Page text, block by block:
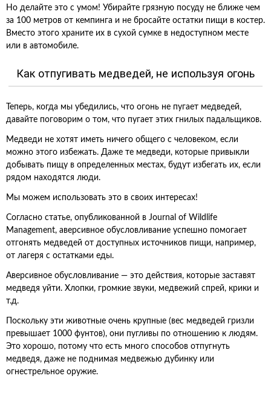
Но делайте это с умом! Убирайте грязную посуду не ближе чем
за 100 метров от кемпинга и не бросайте остатки пищи в костер.
Вместо этого храните их в сухой сумке в недоступном месте
или в автомобиле.
Как отпугивать медведей, не используя огонь
Теперь, когда мы убедились, что огонь не пугает медведей,
давайте поговорим о том, что пугает этих гнилых падальщиков.
Медведи не хотят иметь ничего общего с человеком, если
можно этого избежать. Даже те медведи, которые привыкли
добывать пищу в определенных местах, будут избегать их, если
рядом находятся люди.
Мы можем использовать это в своих интересах!
Согласно статье, опубликованной в Journal of Wildlife
Management, аверсивное обусловливание успешно помогает
отгонять медведей от доступных источников пищи, например,
от лагеря с остатками еды.
Аверсивное обусловливание — это действия, которые заставят
медведя уйти. Хлопки, громкие звуки, медвежий спрей, крики и
т.д.
Поскольку эти животные очень крупные (вес медведей гризли
превышает 1000 фунтов), они пугливы по отношению к людям.
Это хорошо, потому что есть много способов отпугнуть
медведя, даже не поднимая медвежью дубинку или
огнестрельное оружие.